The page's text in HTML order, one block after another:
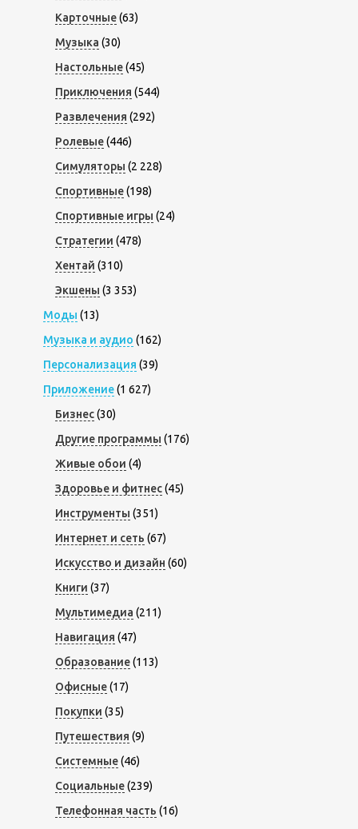
Карточные(63)
Музыка (30)
Настольные(45)
Приключения (544)
Развлечения (292)
Ролевые(446)
Симуляторы (2 228)
Спортивные(198)
Спортивные игры (24)
Стратегии (478)
Хентай (310)
Экшены (3 353)
Моды (13)
Музыка и аудио (162)
Персонализация (39)
Приложение(1 627)
Бизнес(30)
Другие программы (176)
Живые обои (4)
Здоровье и фитнес(45)
Инструменты (351)
Интернет и сеть (67)
Искусство и дизайн (60)
Книги (37)
Мультимедиа (211)
Навигация (47)
Образование(113)
Офисные(17)
Покупки (35)
Путешествия (9)
Системные(46)
Социальные(239)
Телефонная часть (16)